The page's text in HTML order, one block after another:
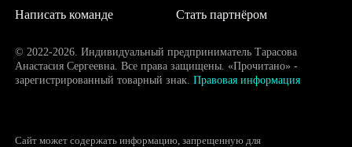
Написать команде Стать партнёром
© 2022-2026. Индивидуальный предприниматель Тарасова
Анастасия Сергеевна. Все права защищены. «Прочитано» -
зарегистрированный товарный знак. Правовая информация
Сайт может содержать информацию, запрещенную для